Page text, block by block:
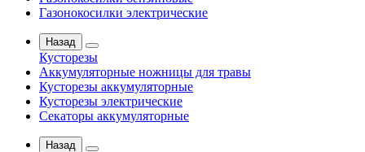
Газонокосилки электрические
Назад
Кусторезы
Аккумуляторные ножницы для травы
Кусторезы аккумуляторные
Кусторезы электрические
Секаторы аккумуляторные
Назад